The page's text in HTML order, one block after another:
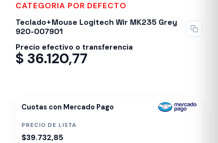
CATEGORIA POR DEFECTO
Teclado+Mouse Logitech Wir MK235 Grey
920-007901
Precio efectivo o transferencia
$ 36.120,77
Cuotas con Mercado Pago
PRECIO DE LISTA
$39.732,85